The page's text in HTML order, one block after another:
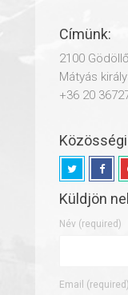
Címünk:
2100 Gödöllő
Mátyás
+36 20
Küldjön
Név (required)
Email (required)